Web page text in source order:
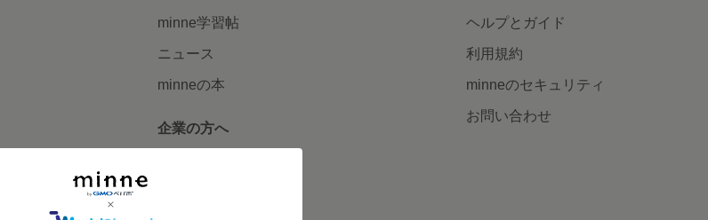
minne学習帖
ニュース
minneの本
企業の方へ
ヘルプとガイド
利用規約
minneのセキュリティ
お問い合わせ